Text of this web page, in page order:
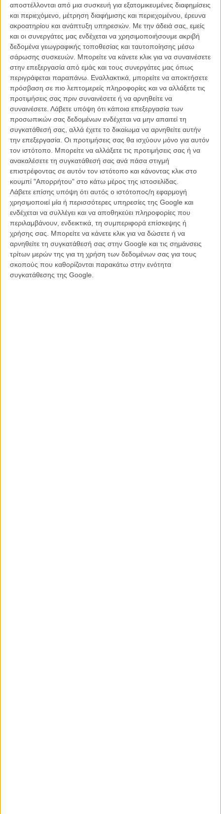
αποστέλλονται από μια συσκευή για εξατομικευμένες διαφημίσεις
και περιεχόμενο, μέτρηση διαφήμισης και περιεχομένου, έρευνα
ακροατηρίου και ανάπτυξη υπηρεσιών. Με την άδειά σας, εμείς
και οι συνεργάτες μας ενδέχεται να χρησιμοποιήσουμε ακριβή
δεδομένα γεωγραφικής τοποθεσίας και ταυτοποίησης μέσω
σάρωσης συσκευών. Μπορείτε να κάνετε κλικ για να συναινέσετε
στην επεξεργασία από εμάς και τους συνεργάτες μας όπως
περιγράφεται παραπάνω. Εναλλακτικά, μπορείτε να αποκτήσετε
πρόσβαση σε πιο λεπτομερείς πληροφορίες και να αλλάξετε τις
προτιμήσεις σας πριν συναινέσετε ή να αρνηθείτε να
συναινέσετε. Λάβετε υπόψη ότι κάποια επεξεργασία των
προσωπικών σας δεδομένων ενδέχεται να μην απαιτεί τη
συγκατάθεσή σας, αλλά έχετε το δικαίωμα να αρνηθείτε αυτήν
την επεξεργασία. Οι προτιμήσεις σας θα ισχύουν μόνο για αυτόν
τον ιστότοπο. Μπορείτε να αλλάξετε τις προτιμήσεις σας ή να
ανακαλέσετε τη συγκατάθεσή σας ανά πάσα στιγμή
επιστρέφοντας σε αυτόν τον ιστότοπο και κάνοντας κλικ στο
κουμπί "Απορρήτου" στο κάτω μέρος της ιστοσελίδας.
Λάβετε επίσης υπόψη ότι αυτός ο ιστότοπος/η εφαρμογή
χρησιμοποιεί μία ή περισσότερες υπηρεσίες της Google και
ενδέχεται να συλλέγει και να αποθηκεύει πληροφορίες που
περιλαμβάνουν, ενδεικτικά, τη συμπεριφορά επίσκεψης ή
χρήσης σας. Μπορείτε να κάνετε κλικ για να δώσετε ή να
αρνηθείτε τη συγκατάθεσή σας στην Google και τις σημάνσεις
τρίτων μερών της για τη χρήση των δεδομένων σας για τους
σκοπούς που καθορίζονται παρακάτω στην ενότητα
συγκατάθεσης της Google.
Απολαύστε τα βίντεο όπου ακολουθούν, τα οποία ξεκινούν από την
τυπική κουβέντα-ζέσταμα των επί 35 χρόνια φίλων (στην οποία
ακούγονται οι φράσεις «είμαστε τόσο κοντά, όσο η Ελεν Ντιτζένερες
και τα γιλέκα», «όταν τον γνώρισα ανησύχησα γιατί ήταν πιο λευκός
και από την Τραμπ προεκλογική εκστρατεία»), περνούν στο γνωστό
παιχνίδι της εκπομπής «True Confessions» (στο οποίο θα μάθετε
αν ο Στιβ Μάρτιν έχει κοιμηθεί με την Μπριζίτ Μπαρντό) και
τελειώνουν με ένα σκετς της τάξεως του σουρεαλισμού του
Saturday Night Live: οι δύο κωμικοί κάνουν «βαρελάκια» από τους
διαδρόμους του NBC μέχρι το πάρκο. Ναι, απλώς... κυλιούνται στο
πάτωμα, τους νεοϋρκέζους δρόμους και το γρασίδι.
Πατήστε το play: